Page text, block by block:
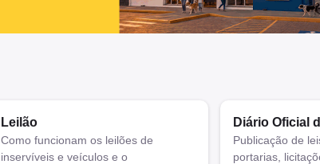
Leilão
Como funcionam os leilões de
inservíveis e veículos e o
Diário Oficial
Publicação de
portarias,